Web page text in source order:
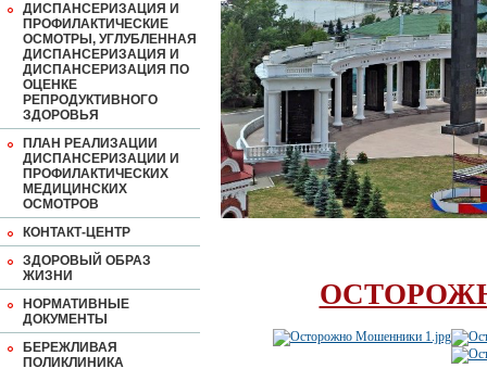
ДИСПАНСЕРИЗАЦИЯ И
ПРОФИЛАКТИЧЕСКИЕ
ОСМОТРЫ, УГЛУБЛЕННАЯ
ДИСПАНСЕРИЗАЦИЯ И
ДИСПАНСЕРИЗАЦИЯ ПО
ОЦЕНКЕ
РЕПРОДУКТИВНОГО
ЗДОРОВЬЯ
ПЛАН РЕАЛИЗАЦИИ
ДИСПАНСЕРИЗАЦИИ И
ПРОФИЛАКТИЧЕСКИХ
МЕДИЦИНСКИХ
ОСМОТРОВ
КОНТАКТ-ЦЕНТР
ЗДОРОВЫЙ ОБРАЗ
ЖИЗНИ
НОРМАТИВНЫЕ
ДОКУМЕНТЫ
БЕРЕЖЛИВАЯ
ПОЛИКЛИНИКА